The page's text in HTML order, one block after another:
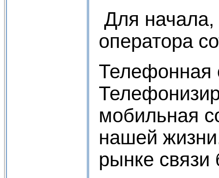
Для
оператора
Телефонная
мобильная
нашей
рынке связи